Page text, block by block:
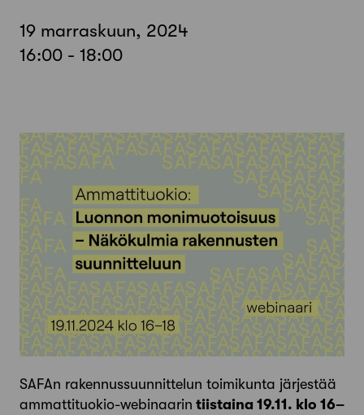
19 marraskuun, 2024
16:00 - 18:00
SAFAn rakennussuunnittelun toimikunta järjestää
ammattituokio-webinaarin tiistaina 19.11. klo 16–